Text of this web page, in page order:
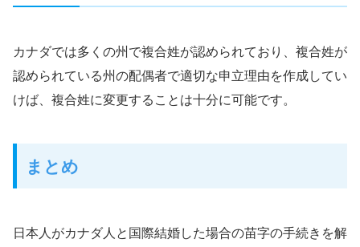
カナダでは多くの州で複合姓が認められており、複合姓が
認められている州の配偶者で適切な申立理由を作成してい
けば、複合姓に変更することは十分に可能です。
まとめ
日本人がカナダ人と国際結婚した場合の苗字の手続きを解